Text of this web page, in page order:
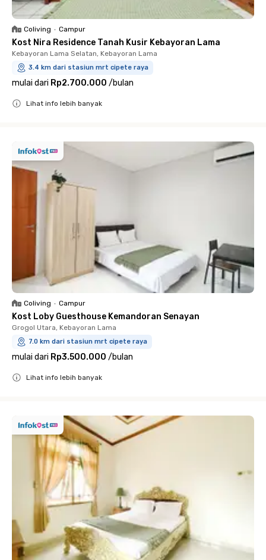
Coliving • Campur
Kost Nira Residence Tanah Kusir Kebayoran Lama
Kebayoran Lama Selatan, Kebayoran Lama
3.4 km dari stasiun mrt cipete raya
mulai dari Rp2.700.000 /bulan
Lihat info lebih banyak
Coliving • Campur
Kost Loby Guesthouse Kemandoran Senayan
Grogol Utara, Kebayoran Lama
7.0 km dari stasiun mrt cipete raya
mulai dari Rp3.500.000 /bulan
Lihat info lebih banyak